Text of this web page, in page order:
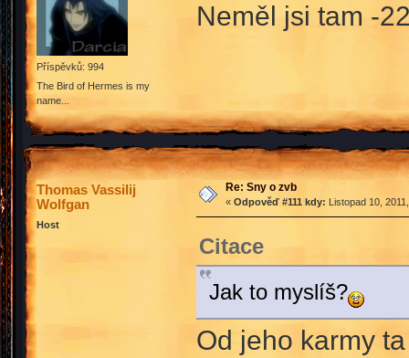
Příspěvků: 994
The Bird of Hermes is my
name...
Neměl jsi tam -
Thomas Vassilij
Wolfgan
Host
Re: Sny o zvb
« Odpověď #111 kdy: Listopad 10,
Citace
Jak to myslíš?
Od jeho karmy